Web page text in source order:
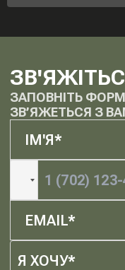
ЗАПОВНІТЬ
ЗВ’ЯЖЕТЬСЯ З
Я ХОЧУ*